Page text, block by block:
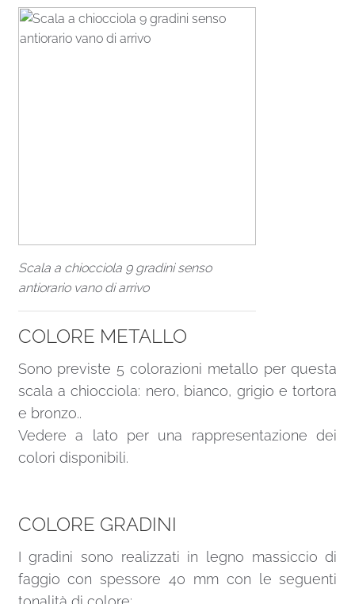
Scala a chiocciola 9 gradini senso
antiorario vano di arrivo
COLORE METALLO
Sono previste 5 colorazioni metallo per questa
scala a chiocciola: nero, bianco, grigio e tortora
e bronzo..
Vedere a lato per una rappresentazione dei
colori disponibili.
COLORE GRADINI
I gradini sono realizzati in legno massiccio di
faggio con spessore 40 mm con le seguenti